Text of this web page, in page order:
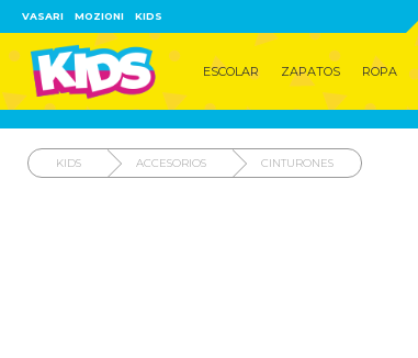
VASARI MOZIONI KIDS
ESCOLAR ZAPATOS ROPA
KIDS ACCESORIOS CINTURONES